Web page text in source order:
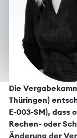
Die
Thüringen)
E-003-SM), dass
Rechen- oder
Änderung der